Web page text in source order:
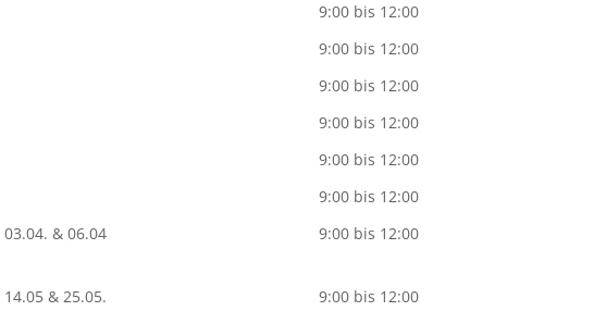
9:00 bis 12:00
9:00 bis 12:00
9:00 bis 12:00
9:00 bis 12:00
9:00 bis 12:00
9:00 bis 12:00
& 06.04
9:00 bis 12:00
& 25.05.
9:00 bis 12:00